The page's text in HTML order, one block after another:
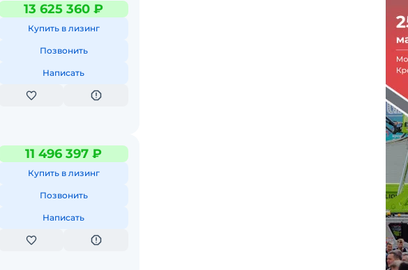
13 625 360 ₽
Купить в лизинг
Позвонить
Написать
11 496 397 ₽
Купить в лизинг
Позвонить
Написать